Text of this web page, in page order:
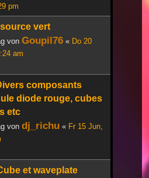
pm
vert
von Goupil76 « Do 20
am
composants
diode rouge, cubes
etc
von dj_richu « Fr 15 Jun,
et waveplate